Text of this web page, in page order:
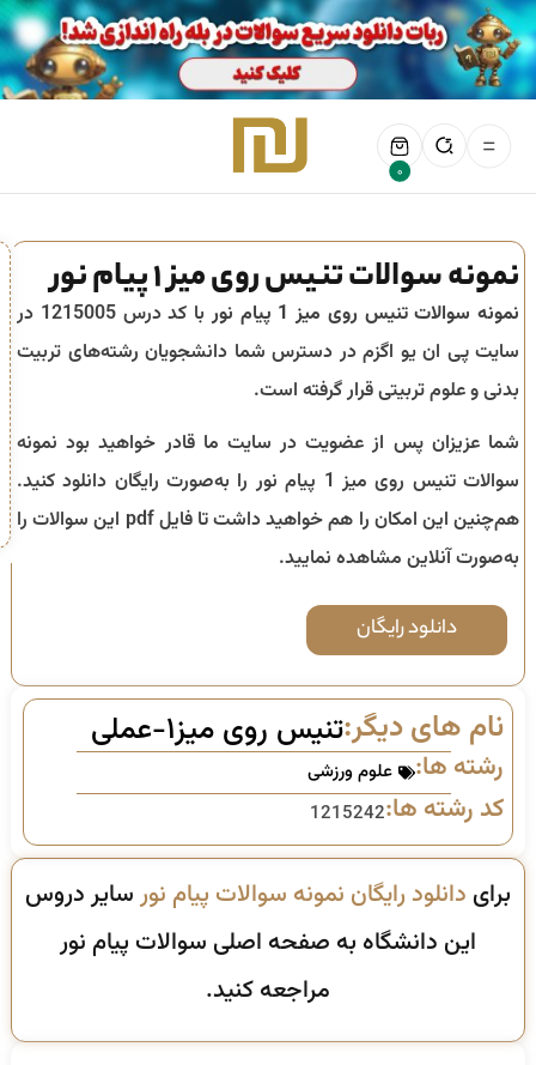
0
نمونه سوالات تنیس روی میز 1 پیام نور
نمونه سوالات تنیس روی میز 1 پیام نور
با کد درس 1215005 در
سایت پی ان یو اگزم در دسترس شما دانشجویان رشته‌های تربیت
بدنی و علوم تربیتی قرار گرفته است.
شما عزیزان پس از عضویت در سایت ما قادر خواهید بود نمونه
سوالات تنیس روی میز 1 پیام نور را به‌صورت رایگان دانلود کنید.
هم‌چنین این امکان را هم خواهید داشت تا فایل pdf این سوالات را
به‌صورت آنلاین مشاهده نمایید.
دانلود رایگان
نام های دیگر:تنیس روی میز۱-عملی
رشته ها: علوم ورزشی
کد رشته ها:1215242
برای دانلود رایگان نمونه سوالات پیام نورسایر دروس
این دانشگاه به صفحه اصلی سوالات پیام نور
مراجعه کنید.